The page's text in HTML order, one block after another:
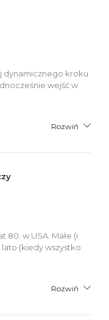
dynamicznego kroku
wejść w
Rozwiń
w USA. Małe (i
(kiedy wszystko
Rozwiń